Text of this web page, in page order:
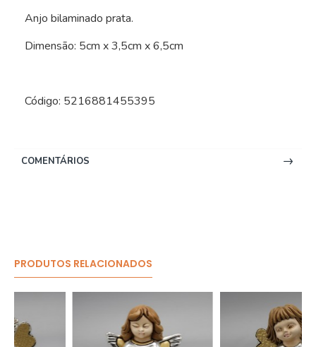
Anjo bilaminado prata.
Dimensão: 5cm x 3,5cm x 6,5cm
Código: 5216881455395
COMENTÁRIOS
PRODUTOS RELACIONADOS